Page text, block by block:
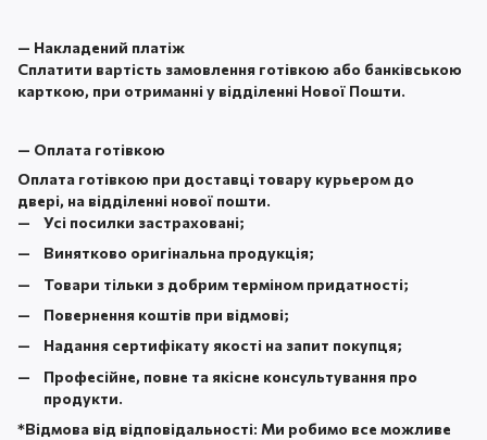
— Накладений платіж
Сплатити вартість замовлення готівкою або банківською
карткою, при отриманні у відділенні Нової Пошти.
— Оплата готівкою
Оплата готівкою при доставці товару курьером до
двері, на відділенні нової пошти.
Усі посилки застраховані;
Винятково оригінальна продукція;
Товари тільки з добрим терміном придатності;
Повернення коштів при відмові;
Надання сертифікату якості на запит покупця;
Професійне, повне та якісне консультування про
продукти.
*Відмова від відповідальності: Ми робимо все можливе